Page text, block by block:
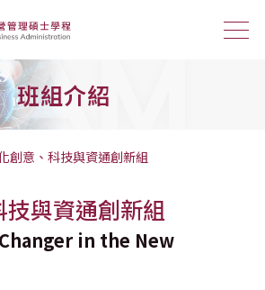
班組介紹
創意、科技與資通創新組
與資通創新組
in the New